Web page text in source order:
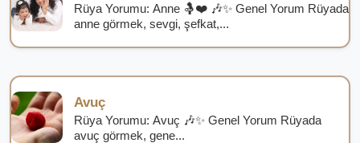
Rüya Yorumu: Anne 🤱❤️ 🎶✨ Genel Yorum Rüyada
anne görmek, sevgi, şefkat,...
Avuç
Rüya Yorumu: Avuç 🎶✨ Genel Yorum Rüyada
avuç görmek, gene...